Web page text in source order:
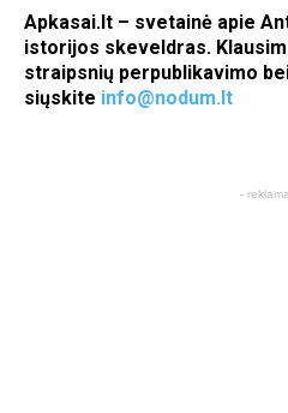
Apkasai.lt – svetainė apie
istorijos skeveldras.
straipsnių perpublikavimo
siųskite info@nodum.lt
-